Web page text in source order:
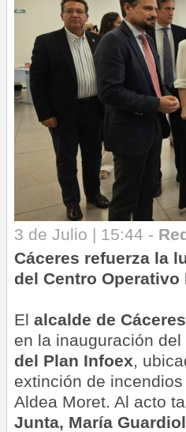
3 de Julio | 15:44 -
Cáceres refuerza la
del Centro
El alcalde de
en la inauguración del
del Plan Infoex,
extinción de
Aldea Moret. Al acto
Junta, María